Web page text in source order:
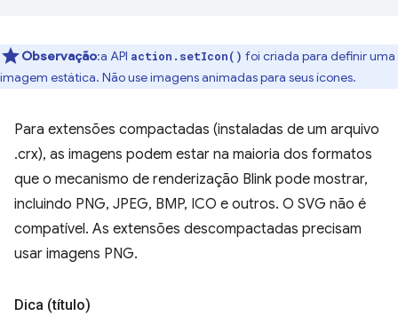
Observação:a API action.setIcon() foi criada para definir uma
imagem estática. Não use imagens animadas para seus ícones.
Para extensões compactadas (instaladas de um arquivo
.crx), as imagens podem estar na maioria dos formatos
que o mecanismo de renderização Blink pode mostrar,
incluindo PNG, JPEG, BMP, ICO e outros. O SVG não é
compatível. As extensões descompactadas precisam
usar imagens PNG.
Dica (título)